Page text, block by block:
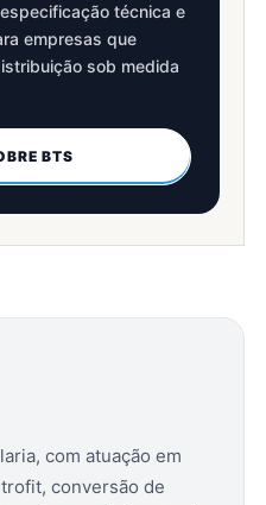
técnica e
empresas que
sob medida
BTS
com atuação em
conversão de